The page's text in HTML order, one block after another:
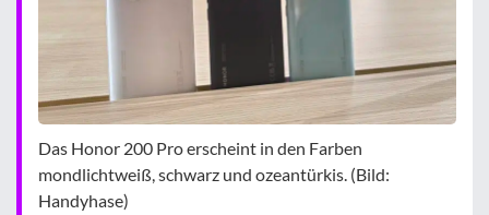
Das Honor 200 Pro erscheint in den Farben
mondlichtweiß, schwarz und ozeantürkis. (Bild:
Handyhase)